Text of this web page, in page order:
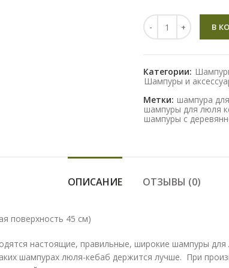
Количество
В
Категории:
Шампуры и
Метки: шампура
шампуры для люля
шампуры с
ОПИСАНИЕ ОТЗЫВЫ (0)
поверхность 45 см)
настоящие, правильные, широкие шампуры
шампурах люля-кебаб держится лучше. При